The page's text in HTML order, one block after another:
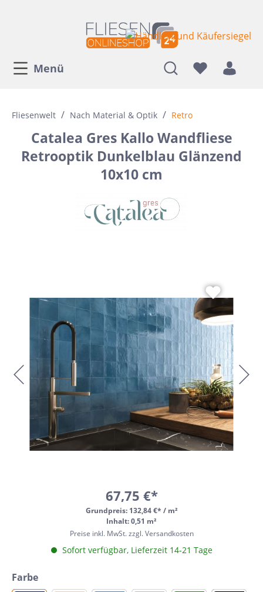
Menü
Fliesenwelt / Nach Material & Optik / Retro
Catalea Gres Kallo Wandfliese
Retrooptik Dunkelblau Glänzend
10x10 cm
67,75 €*
Grundpreis: 132,84 €* / m²
Inhalt: 0,51 m²
Preise inkl. MwSt. zzgl. Versandkosten
Sofort verfügbar, Lieferzeit 14-21 Tage
Farbe